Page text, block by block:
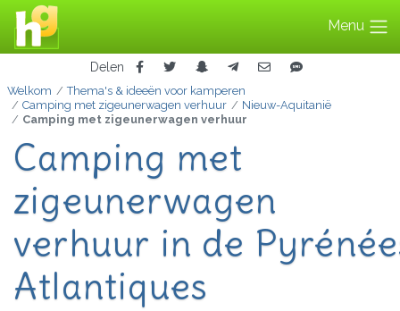
Menu
Delen
Welkom
Thema's & ideeën voor kamperen
Camping met zigeunerwagen verhuur
Nieuw-Aquitanië
Camping met zigeunerwagen verhuur
Camping met
zigeunerwagen
verhuur in de
Atlantiques